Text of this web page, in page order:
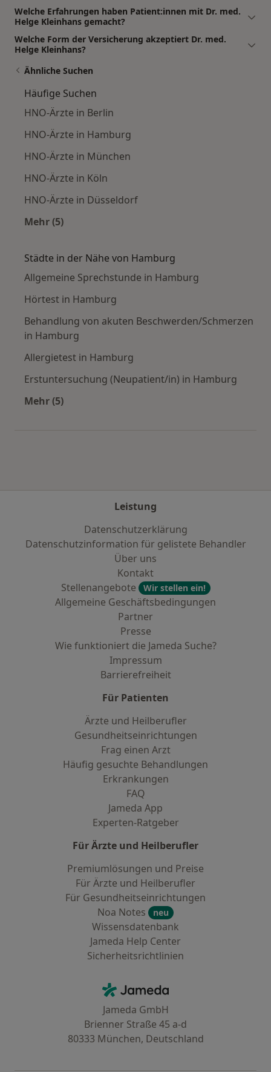
Welche Erfahrungen haben Patient:innen mit Dr. med.
Helge Kleinhans gemacht?
Welche Form der Versicherung akzeptiert Dr. med.
Helge Kleinhans?
Ähnliche Suchen
Häufige Suchen
HNO-Ärzte in Berlin
HNO-Ärzte in Hamburg
HNO-Ärzte in München
HNO-Ärzte in Köln
HNO-Ärzte in Düsseldorf
Mehr (5)
Städte in der Nähe von Hamburg
Allgemeine Sprechstunde in Hamburg
Hörtest in Hamburg
Behandlung von akuten Beschwerden/Schmerzen
in Hamburg
Allergietest in Hamburg
Erstuntersuchung (Neupatient/in) in Hamburg
Mehr (5)
Leistung
Datenschutzerklärung
Datenschutzinformation für gelistete Behandler
Über uns
Kontakt
Stellenangebote
Wir stellen ein!
Allgemeine Geschäftsbedingungen
Partner
Presse
Wie funktioniert die Jameda Suche?
Impressum
Barrierefreiheit
Für Patienten
Ärzte und Heilberufler
Gesundheitseinrichtungen
Frag einen Arzt
Häufig gesuchte Behandlungen
Erkrankungen
FAQ
Jameda App
Experten-Ratgeber
Für Ärzte und Heilberufler
Premiumlösungen und Preise
Für Ärzte und Heilberufler
Für Gesundheitseinrichtungen
Noa Notes
neu
Wissensdatenbank
Jameda Help Center
Sicherheitsrichtlinien
Jameda - Startseite
Jameda GmbH
Brienner Straße 45 a-d
80333 München, Deutschland